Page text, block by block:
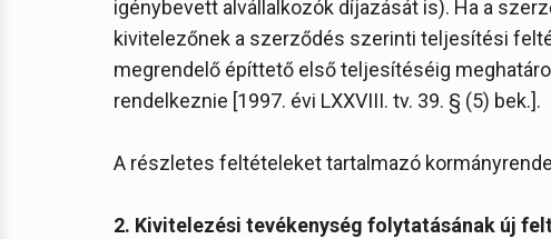
igénybevett alvállalkozók díjazását is). Ha a
kivitelezőnek a szerződés szerinti teljesítési
megrendelő építtető első teljesítéséig
rendelkeznie [1997. évi LXXVIII. tv. 39. § (5) bek.].
A részletes feltételeket tartalmazó
2. Kivitelezési tevékenység folytatásának új